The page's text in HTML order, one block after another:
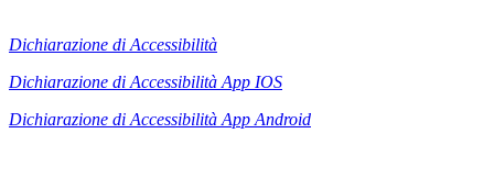
Dichiarazione di Accessibilità
Dichiarazione di Accessibilità App IOS
Dichiarazione di Accessibilità App Android